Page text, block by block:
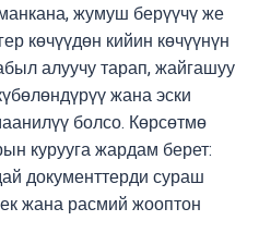
жумуш берүүчү же
көчүүдөн кийин көчүүнүн
алуучу тарап, жайгашуу
жана эски
болсо. Көрсөтмө
курууга жардам берет:
документтерди сураш
жана расмий жооптон